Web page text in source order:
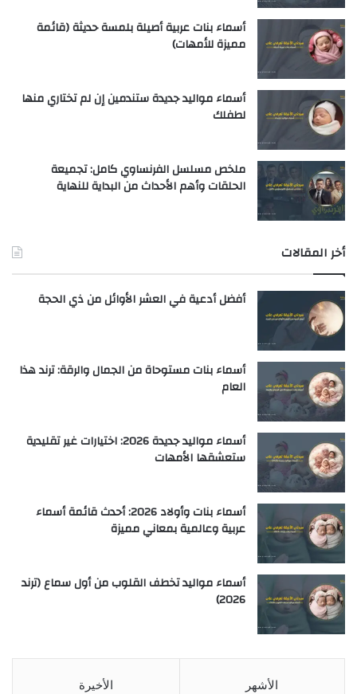
أسماء بنات عربية أصيلة بلمسة حديثة (قائمة
مميزة للأمهات)
أسماء مواليد جديدة ستندمين إن لم تختاري منها
لطفلك
ملخص مسلسل الفرنساوي كامل: تجميعة
الحلقات وأهم الأحداث من البداية للنهاية
أخر المقالات
أفضل أدعية في العشر الأوائل من ذي الحجة
أسماء بنات مستوحاة من الجمال والرقة: ترند هذا
العام
أسماء مواليد جديدة 2026: اختيارات غير تقليدية
ستعشقها الأمهات
أسماء بنات وأولاد 2026: أحدث قائمة أسماء
عربية وعالمية بمعاني مميزة
أسماء مواليد تخطف القلوب من أول سماع (ترند
2026)
الأشهر الأخيرة